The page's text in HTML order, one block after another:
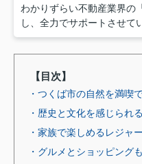
わかりずらい不動産業界の
し、全力でサポートさせて
【目次】
・つくば市の自然を満喫
・歴史と文化を感じられ
・家族で楽しめるレジャ
・グルメとショッピング